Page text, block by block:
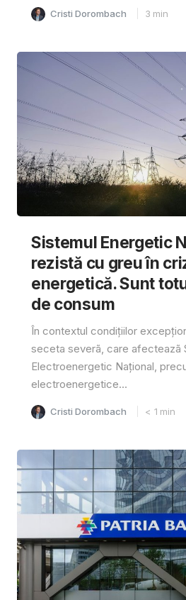
Cristi Dorombach 3 min
Sistemul Energetic
rezistă cu greu în
energetică. Sunt
de consum
În contextul condițiilor
seceta severã, care afecteazã
Electroenergetic Național,
electroenergetice...
Cristi Dorombach < 1 min